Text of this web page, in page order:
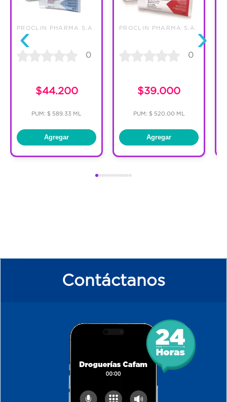
‹
PROCLIN PHARMA S.A.
0
$44.200
PUM: $ 589.33 ML
Agregar
PROCLIN PHARMA S.A.
0
$39.000
PUM: $ 520.00 ML
Agregar
›
Contáctanos